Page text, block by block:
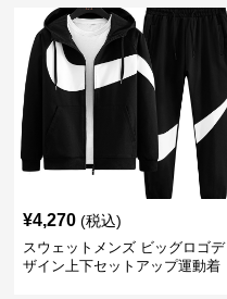
¥4,270 (税込)
スウェットメンズ ビッグロゴデ
ザイン上下セットアップ運動着